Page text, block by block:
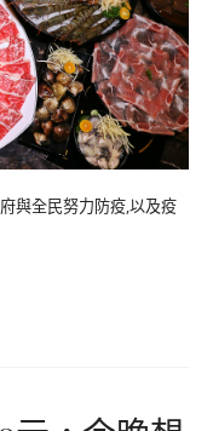
與全民努力防疫,以及疫